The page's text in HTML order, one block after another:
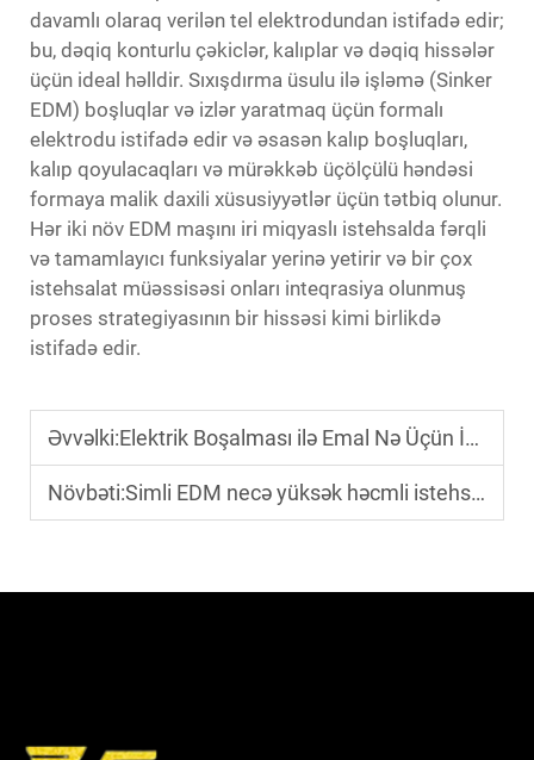
davamlı olaraq verilən tel elektrodundan istifadə edir;
bu, dəqiq konturlu çəkiclər, kalıplar və dəqiq hissələr
üçün ideal həlldir. Sıxışdırma üsulu ilə işləmə (Sinker
EDM) boşluqlar və izlər yaratmaq üçün formalı
elektrodu istifadə edir və əsasən kalıp boşluqları,
kalıp qoyulacaqları və mürəkkəb üçölçülü həndəsi
formaya malik daxili xüsusiyyətlər üçün tətbiq olunur.
Hər iki növ EDM maşını iri miqyaslı istehsalda fərqli
və tamamlayıcı funksiyalar yerinə yetirir və bir çox
istehsalat müəssisəsi onları inteqrasiya olunmuş
proses strategiyasının bir hissəsi kimi birlikdə
istifadə edir.
Əvvəlki:Elektrik Boşalması ilə Emal Nə Üçün İstifadə Olunur?
Növbəti:Simli EDM necə yüksək həcmli istehsalda məhsuldarlığı artırır?